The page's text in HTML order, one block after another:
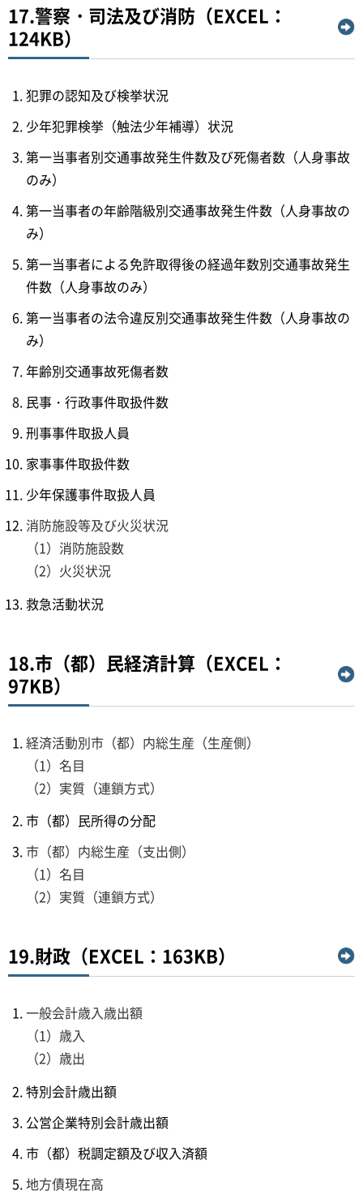
17.警察・司法及び消防（EXCEL：
124KB）
犯罪の認知及び検挙状況
少年犯罪検挙（触法少年補導）状況
第一当事者別交通事故発生件数及び死傷者数（人身事故
のみ）
第一当事者の年齢階級別交通事故発生件数（人身事故の
み）
第一当事者による免許取得後の経過年数別交通事故発生
件数（人身事故のみ）
第一当事者の法令違反別交通事故発生件数（人身事故の
み）
年齢別交通事故死傷者数
民事・行政事件取扱件数
刑事事件取扱人員
家事事件取扱件数
少年保護事件取扱人員
消防施設等及び火災状況
（1）消防施設数
（2）火災状況
救急活動状況
18.市（都）民経済計算（EXCEL：
97KB）
経済活動別市（都）内総生産（生産側）
（1）名目
（2）実質（連鎖方式）
市（都）民所得の分配
市（都）内総生産（支出側）
（1）名目
（2）実質（連鎖方式）
19.財政（EXCEL：163KB）
一般会計歳入歳出額
（1）歳入
（2）歳出
特別会計歳出額
公営企業特別会計歳出額
市（都）税調定額及び収入済額
地方債現在高